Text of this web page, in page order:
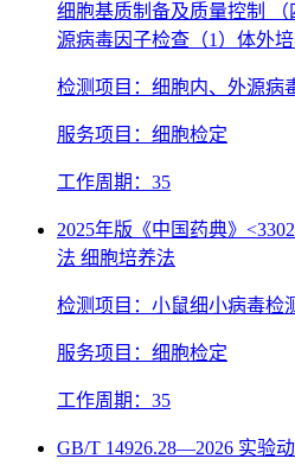
细胞基质制备及质量控制
源病毒因子检查（1）体外
检测项目：细胞内、外源病
服务项目：细胞检定
工作周期：35
2025年版《中国药典》
法 细胞培养法
检测项目：小鼠细小病毒检
服务项目：细胞检定
工作周期：35
GB/T 14926.28—2026 实验